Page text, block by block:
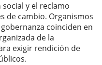
y el reclamo
de cambio. Organismos
coinciden en
de la
exigir rendición de